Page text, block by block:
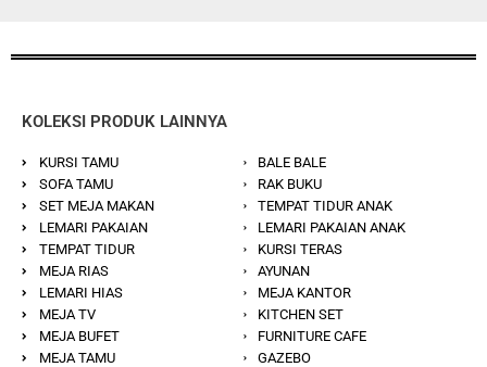
KOLEKSI PRODUK LAINNYA
KURSI TAMU
SOFA TAMU
SET MEJA MAKAN
LEMARI PAKAIAN
TEMPAT TIDUR
MEJA RIAS
LEMARI HIAS
MEJA TV
MEJA BUFET
MEJA TAMU
BALE BALE
RAK BUKU
TEMPAT TIDUR ANAK
LEMARI PAKAIAN ANAK
KURSI TERAS
AYUNAN
MEJA KANTOR
KITCHEN SET
FURNITURE CAFE
GAZEBO